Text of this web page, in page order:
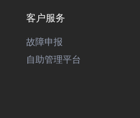
客户服务
故障申报
自助管理平台